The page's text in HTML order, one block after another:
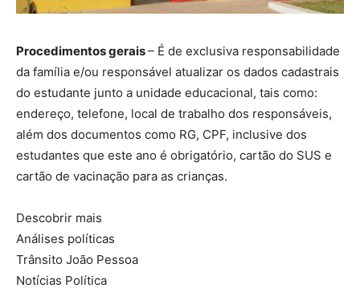
Procedimentos gerais– É de exclusiva responsabilidade
da família e/ou responsável atualizar os dados cadastrais
do estudante junto a unidade educacional, tais como:
endereço, telefone, local de trabalho dos responsáveis,
além dos documentos como RG, CPF, inclusive dos
estudantes que este ano é obrigatório, cartão do SUS e
cartão de vacinação para as crianças.
Descobrir mais
Análises políticas
Trânsito João Pessoa
Notícias Política